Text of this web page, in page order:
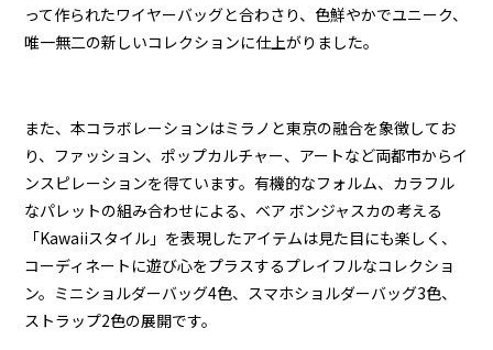
って作られたワイヤーバッグと合わさり、色鮮やかでユニーク、
唯一無二の新しいコレクションに仕上がりました。
また、本コラボレーションはミラノと東京の融合を象徴してお
り、ファッション、ポップカルチャー、アートなど両都市からイ
ンスピレーションを得ています。有機的なフォルム、カラフル
なパレットの組み合わせによる、ベア ボンジャスカの考える
「Kawaiiスタイル」を表現したアイテムは見た目にも楽しく、
コーディネートに遊び心をプラスするプレイフルなコレクショ
ン。ミニショルダーバッグ4色、スマホショルダーバッグ3色、
ストラップ2色の展開です。